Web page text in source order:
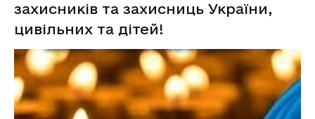
захисників та захисниць України,
цивільних та дітей!